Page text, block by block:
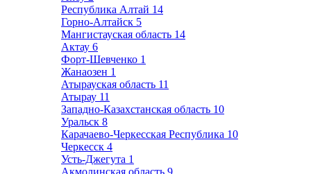
Республика Алтай 14
Горно-Алтайск 5
Мангистауская область 14
Актау 6
Форт-Шевченко 1
Жанаозен 1
Атырауская область 11
Атырау 11
Западно-Казахстанская область 10
Уральск 8
Карачаево-Черкесская Республика 10
Черкесск 4
Усть-Джегута 1
Акмолинская область 9